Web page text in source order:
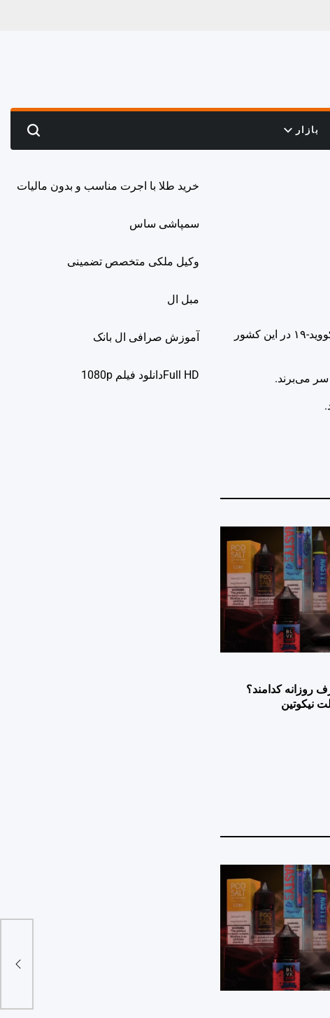
بازار Search
به گزارش ایسنا، به نقل از خبرگزاری رویترز نونو گومز نابیام، نخست وزیر گینه بیسائو اعلام کرد که امروز اولین موارد ابتلا به بیماری کووید-۱۹ در این کشور
سر می‌برند.
روزانه کدامند؟
نیکوتین
خرید طلا با اجرت مناسب و بدون مالیات
سمپاشی ساس
وکیل ملکی متخصص تضمینی
مبل ال
آموزش صرافی ال بانک
Full HDدانلود فيلم 1080p